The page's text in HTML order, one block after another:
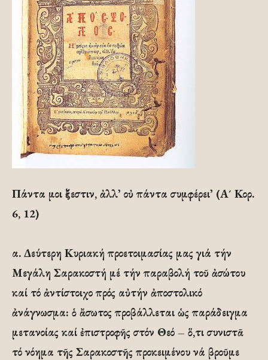
Πάντα μοι ἔξεστιν, ἀλλ᾽ οὐ πάντα συμφέρει᾽ (Α´ Κορ.
6, 12)
α. Δεύτερη Κυριακή προετοιμασίας μας γιά τήν
Μεγάλη Σαρακοστή μέ τήν παραβολή τοῦ ἀσώτου
καί τό ἀντίστοιχο πρός αὐτήν ἀποστολικό
ἀνάγνωσμα: ὁ ἄσωτος προβάλλεται ὡς παράδειγμα
μετανοίας καί ἐπιστροφῆς στόν Θεό – ὅ,τι συνιστᾶ
τό νόημα τῆς Σαρακοστῆς προκειμένου νά βροῦμε